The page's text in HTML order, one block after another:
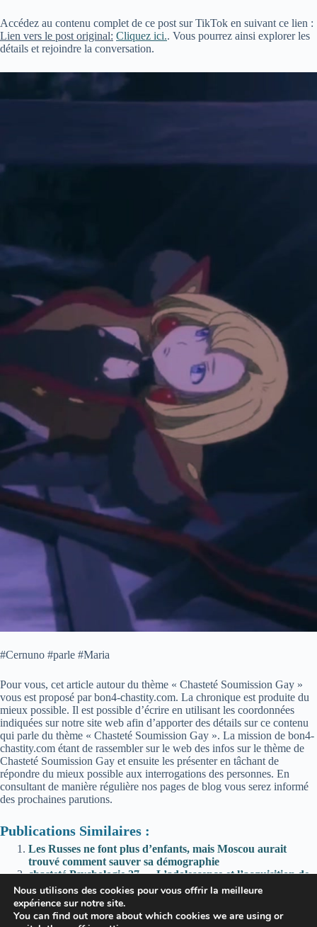
Accédez au contenu complet de ce post sur TikTok en suivant ce lien :
Lien vers le post original: Cliquez ici.. Vous pourrez ainsi explorer les
détails et rejoindre la conversation.
#Cernuno #parle #Maria
Pour vous, cet article autour du thème « Chasteté Soumission Gay »
vous est proposé par bon4-chastity.com. La chronique est produite du
mieux possible. Il est possible d’écrire en utilisant les coordonnées
indiquées sur notre site web afin d’apporter des détails sur ce contenu
qui parle du thème « Chasteté Soumission Gay ». La mission de bon4-
chastity.com étant de rassembler sur le web des infos sur le thème de
Chasteté Soumission Gay et ensuite les présenter en tâchant de
répondre du mieux possible aux interrogations des personnes. En
consultant de manière régulière nos pages de blog vous serez informé
des prochaines parutions.
Publications Similaires :
Les Russes ne font plus d’enfants, mais Moscou aurait
trouvé comment sauver sa démographie
chasteté,Psychologie 27 — L’adolescence et l’acquisition de
la chasteté, par Arnaud Dumouch / sur Youtube
*,Reality sur Reddit
*,Doesn’t it look cute?🤗 sur Reddit
Nous utilisons des cookies pour vous offrir la meilleure
expérience sur notre site.
You can find out more about which cookies we are using or